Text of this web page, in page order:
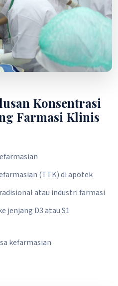
Konsentrasi
Farmasi Klinis
(TTK) di apotek
atau industri farmasi
jenjang D3 atau S1
kefarmasian